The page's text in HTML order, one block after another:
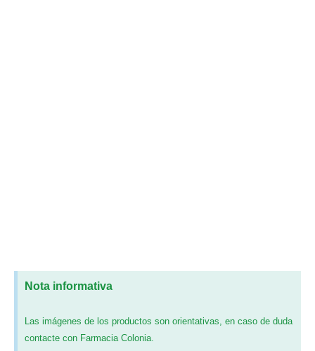
Nota informativa
Las imágenes de los productos son orientativas, en caso de duda
contacte con Farmacia Colonia.